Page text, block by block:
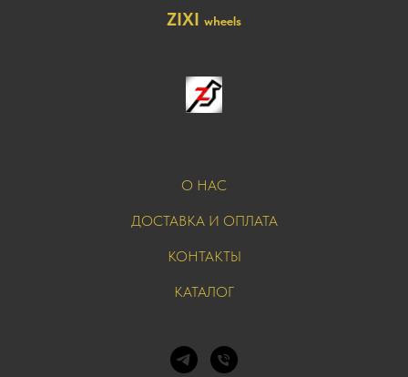
ZIXI wheels
О НАС
ДОСТАВКА И ОПЛАТА
КОНТАКТЫ
КАТАЛОГ